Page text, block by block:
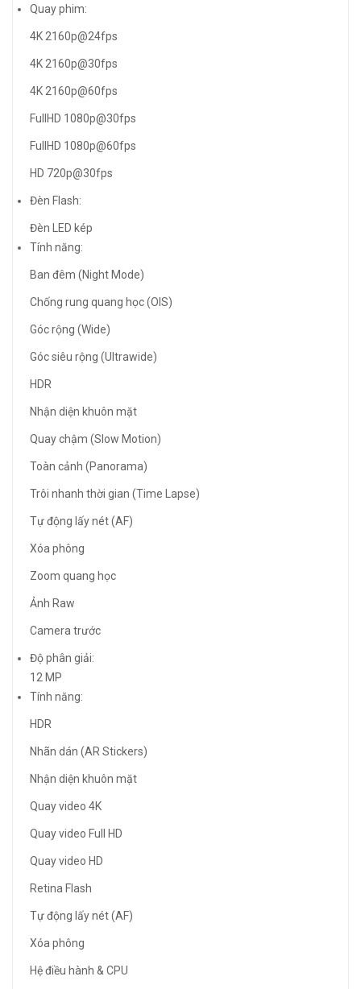
Quay phim:
4K 2160p@24fps
4K 2160p@30fps
4K 2160p@60fps
FullHD 1080p@30fps
FullHD 1080p@60fps
HD 720p@30fps
Đèn Flash:
Đèn LED kép
Tính năng:
Ban đêm (Night Mode)
Chống rung quang học (OIS)
Góc rộng (Wide)
Góc siêu rộng (Ultrawide)
HDR
Nhận diện khuôn mặt
Quay chậm (Slow Motion)
Toàn cảnh (Panorama)
Trôi nhanh thời gian (Time Lapse)
Tự động lấy nét (AF)
Xóa phông
Zoom quang học
Ảnh Raw
Camera trước
Độ phân giải:
12 MP
Tính năng:
HDR
Nhãn dán (AR Stickers)
Nhận diện khuôn mặt
Quay video 4K
Quay video Full HD
Quay video HD
Retina Flash
Tự động lấy nét (AF)
Xóa phông
Hệ điều hành & CPU